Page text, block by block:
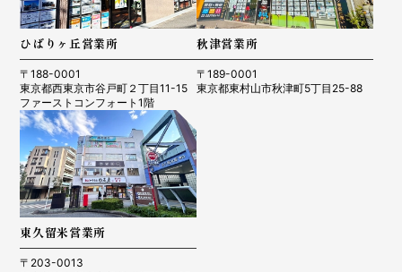
ひばりヶ丘営業所
〒188-0001
東京都西東京市谷戸町２丁目11-15
ファーストコンフォート1階
秋津営業所
〒189-0001
東京都東村山市秋津町5丁目25-88
東久留米営業所
〒203-0013